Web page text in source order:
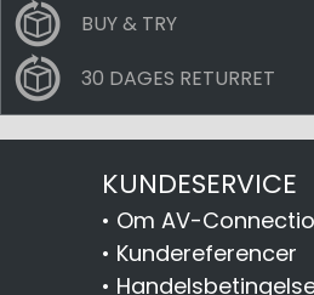
BUY & TRY
30 DAGES RETURRET
KUNDESERVICE
• Om AV-
• Kundereferencer
•